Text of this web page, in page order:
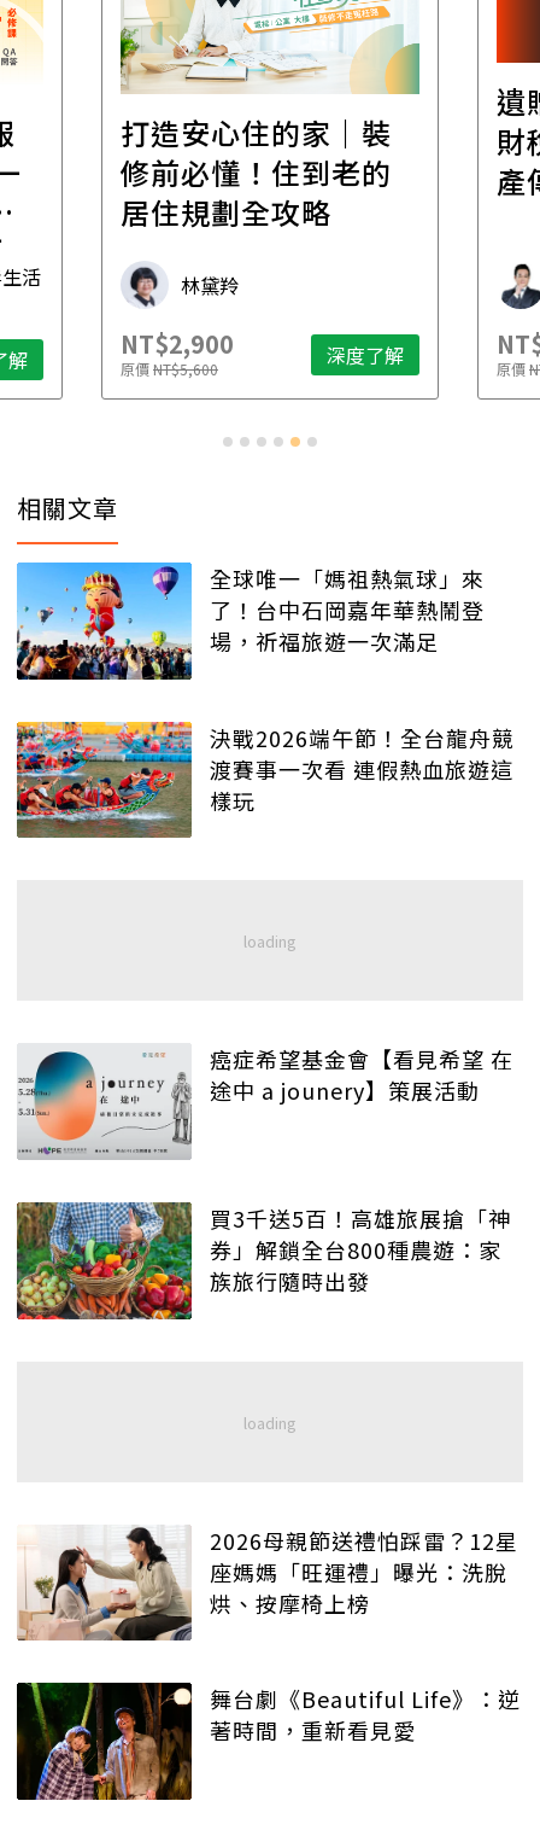
活
解
打造安心住的家｜裝
修前必懂！住到老的
居住規劃全攻略
林黛羚
NT$2,900
原價NT$5,600 深度了解
遺
財
產
原價
相關文章
全球唯一「媽祖熱氣球」來
了！台中石岡嘉年華熱鬧登
場，祈福旅遊一次滿足
決戰2026端午節！全台龍舟競
渡賽事一次看 連假熱血旅遊這
樣玩
癌症希望基金會【看見希望 在
途中 a jounery】策展活動
買3千送5百！高雄旅展搶「神
券」解鎖全台800種農遊：家
族旅行隨時出發
2026母親節送禮怕踩雷？12星
座媽媽「旺運禮」曝光：洗脫
烘、按摩椅上榜
舞台劇《Beautiful Life》：逆
著時間，重新看見愛